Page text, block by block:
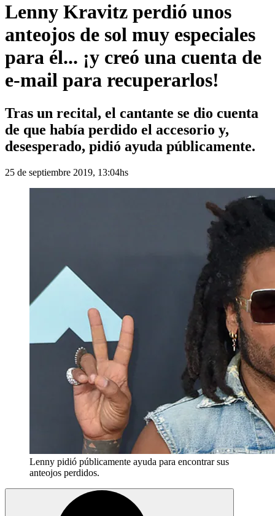
Lenny Kravitz perdió unos
anteojos de sol muy especiales
para él... ¡y creó una cuenta de
e-mail para recuperarlos!
Tras un recital, el cantante se dio cuenta
de que había perdido el accesorio y,
desesperado, pidió ayuda públicamente.
25 de septiembre 2019, 13:04hs
Lenny pidió públicamente ayuda para encontrar sus
anteojos perdidos.